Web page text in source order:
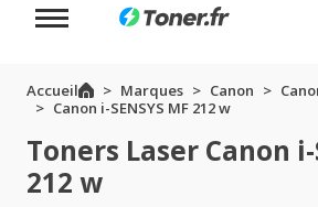
Accueil Marques Canon
Canon i-SENSYS MF 212 w
Toners Laser Canon i-
212 w